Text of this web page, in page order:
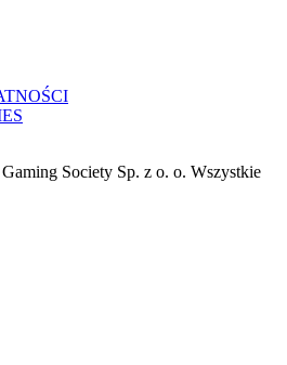
Society Sp. z o. o. Wszystkie